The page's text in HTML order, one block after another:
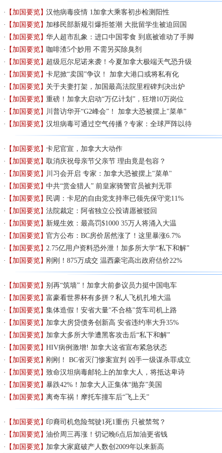
【加国要览】汉他病毒疫情 1加拿大乘客初步检测阳性
【加国要览】加移民部新规引爆拒签潮 大批留学生被迫回国
【加国要览】华人超市乱象：进口中国零食 到底被谁动了手脚
【加国要览】咖啡渣5个妙用 不需另买除臭剂
【加国要览】超级厄尔尼诺来袭！今夏加拿大极端天气恐升级
【加国要览】卡尼掀“卖国”争议！ 加拿大港口或将私有化
【加国要览】关于夫妻打架，加国最高法院里程碑判决出炉
【加国要览】重磅！加拿大启动“万亿计划”，狂增10万岗位
【加国要览】 川普访华开“G2峰会”！ 加拿大恐被摆上"菜单”
【加国要览】汉坦病毒可通过空气传播？专家：全球严阵以待
【加国要览】卡尼官宣，加拿大大动作
【加国要览】取消庆祝母亲节父亲节 理由竟是包容？
【加国要览】 川习会开启 专家：加拿大恐被摆上"菜单"
【加国要览】中共“赏金猎人” 前皇家骑警官员被判无罪
【加国要览】 民调：卡尼的自由党支持率已领先保守党11%
【加国要览】法院裁定：阿省独立公投请愿被驳回
【加国要览】新规生效：最高罚$1000 35万人将涌入大温
【加国要览】官方公布：BC房价居然涨了！这里暴涨6.7%
【加国要览】2.75亿用户资料恐外泄！加多所大学“私下和解”
【加国要览】 刚刚！875万成交 温西豪宅高出政府估价22%
【加国要览】别再“筑墙”！加拿大前参议员力挺中国电车
【加国要览】富豪看世界杯有多拼？私人飞机扎堆大温
【加国要览】集体造假！安省大量"不合格"货车司机上路
【加国要览】加拿大房贷债务创新高 安省违约率大升35%
【加国要览】加拿大多所大学遭黑客攻击后“私下和解”
【加国要览】HIV病例激增! 加拿大这省宣布紧急状态
【加国要览】 刚刚！ BC省灭门惨案宣判 凶手一级谋杀罪成立
【加国要览】致命汉坦病毒邮轮上的加拿大人，将抵达卑诗
【加国要览】暴跌42%！加拿大人正集体“抛弃”美国
【加国要览】离奇车祸！摩托车撞车后“飞上天”
【加国要览】印裔司机危险驾驶1死1重伤 只被禁驾？
【加国要览】油价周三再涨！切记晚6点后加油更省钱
【加国要览】加拿大家庭破产人数创2009年以来新高